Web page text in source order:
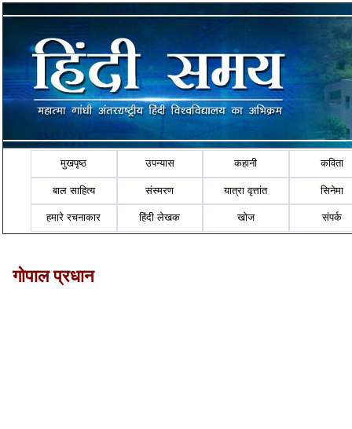
मुखपृष्ठ उपन्यास कहानी कविता
बाल साहित्य संस्मरण यात्रा वृत्तांत सिनेमा
हमारे रचनाकार हिंदी लेखक खोज संपर्क
गोपाल प्रधान